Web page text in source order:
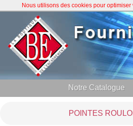
Notre Catalogue
POINTES
Nous utilisons des cookies pour